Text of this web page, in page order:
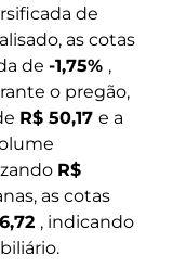
de
as cotas
de -1,75% ,
o pregão,
R$ 50,17 e a
R$
as cotas
, indicando